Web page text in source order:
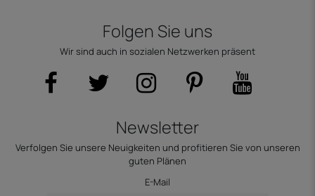
Folgen Sie uns
Wir sind auch in sozialen Netzwerken präsent
Newsletter
Verfolgen Sie unsere Neuigkeiten und profitieren Sie von unseren
guten Plänen
E-Mail